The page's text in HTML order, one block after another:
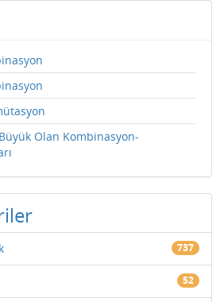
Olan Kombinasyon-
737
52